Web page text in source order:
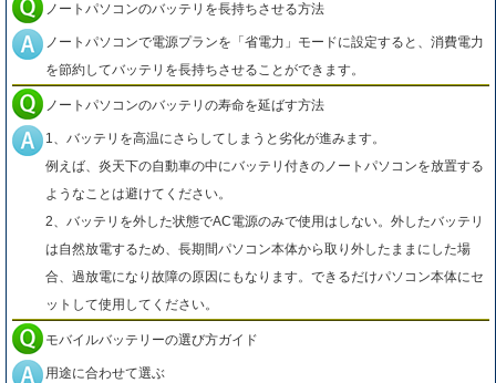
ノートパソコンのバッテリを長持ちさせる方法
ノートパソコンで電源プランを「省電力」モードに設定すると、消費電力
を節約してバッテリを長持ちさせることができます。
ノートパソコンのバッテリの寿命を延ばす方法
1、バッテリを高温にさらしてしまうと劣化が進みます。
例えば、炎天下の自動車の中にバッテリ付きのノートパソコンを放置する
ようなことは避けてください。
2、バッテリを外した状態でAC電源のみで使用はしない。外したバッテリ
は自然放電するため、長期間パソコン本体から取り外したままにした場
合、過放電になり故障の原因にもなります。できるだけパソコン本体にセ
ットして使用してください。
モバイルバッテリーの選び方ガイド
用途に合わせて選ぶ